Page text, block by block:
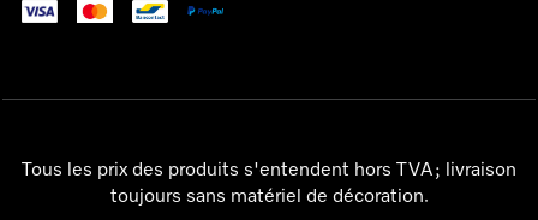
Tous les prix des produits s'entendent hors TVA ; livraison
toujours sans matériel de décoration.